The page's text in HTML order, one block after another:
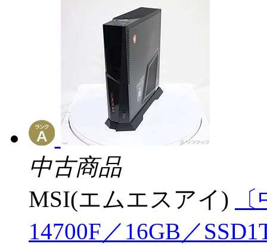
中古商品
MSI(エムエスアイ)
14700F／16GB／